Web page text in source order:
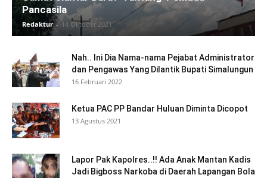
Pancasila
Redaktur - 14 Oktober 2021
Nah.. Ini Dia Nama-nama Pejabat Administrator
dan Pengawas Yang Dilantik Bupati Simalungun
16 Februari 2022
Ketua PAC PP Bandar Huluan Diminta Dicopot
13 Agustus 2021
Lapor Pak Kapolres..!! Ada Anak Mantan Kadis
Jadi Bigboss Narkoba di Daerah Lapangan Bola